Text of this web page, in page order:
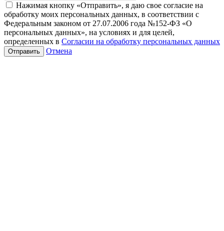
Нажимая кнопку «Отправить», я даю свое согласие на
обработку моих персональных данных, в соответствии с
Федеральным законом от 27.07.2006 года №152-ФЗ «О
персональных данных», на условиях и для целей,
определенных в Согласии на обработку персональных данных
Отмена